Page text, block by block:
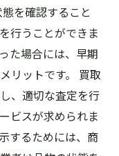
を確認すること
行うことができま
た場合には、早期
リットです。 買取
、適切な査定を行
ビスが求められま
するためには、商